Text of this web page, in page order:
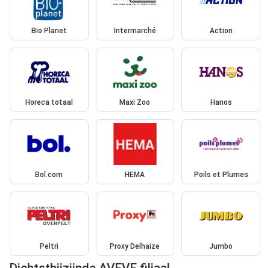
Bio Planet Intermarché Action
Horeca totaal Maxi Zoo Hanos
Bol.com HEMA Poils et Plumes
Peltri Proxy Delhaize Jumbo